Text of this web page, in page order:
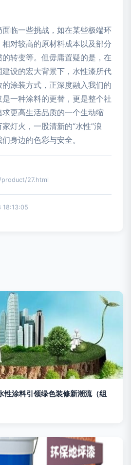
临一些挑战，如在某些极端环
对较高的原材料成本以及部分
转变等。但毋庸置疑的是，在
设的宏大背景下，水性漆所代
涂装方式，正深度融入我们的
一种涂料的更替，更是整个社
更高生活品质的一个生动缩
灯火，一股清新的“水性”浪
身边的色彩与安全。
27.html
18:13:05
性涂料引领绿色装修新潮流（组